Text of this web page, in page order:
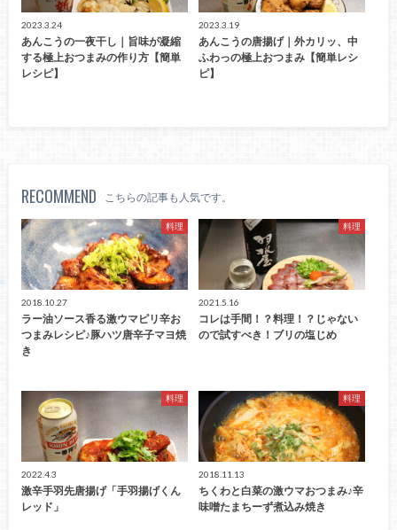
2023.3.24
あんこうの一夜干し｜旨味が凝縮
する極上おつまみの作り方【簡単
レシピ】
2023.3.19
あんこうの唐揚げ｜外カリッ、中
ふわっの極上おつまみ【簡単レシ
ピ】
RECOMMEND こちらの記事も人気です。
料理
2018.10.27
ラー油ソース香る激ウマピリ辛お
つまみレシピ♪豚ハツ唐辛子マヨ焼
き
料理
2021.5.16
コレは手間！？料理！？じゃない
ので試すべき！ブリの塩じめ
料理
2022.4.3
激辛手羽先唐揚げ「手羽揚げくん
レッド」
料理
2018.11.13
ちくわと白菜の激ウマおつまみ♪辛
味噌たまちーず煮込み焼き